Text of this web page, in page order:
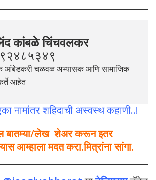
कांबळे चिंचवलकर
चळवळ अभ्यासक आणि सामाजिक
आहेत
नामांतर शहिदाची अस्वस्थ कहाणी..!
बातम्या/लेख शेअर करून इतर
आम्हाला मदत करा.मित्रांना सांगा.